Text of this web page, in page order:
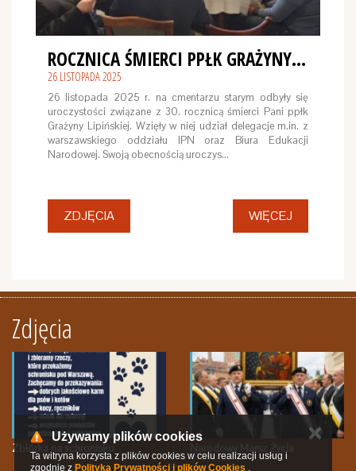
ROCZNICA ŚMIERCI PPŁK GRAŻYNY LIPIŃSKIEJ
26 LISTOPADA 2025
26 listopada 2025 r. na cmentarzu starym odbyły się
uroczystości związane z 30. rocznicą śmierci Pani ppłk
Grażyny Lipińskiej. Wzięły w niej udział delegacje m.in. z
warszawskiego oddziału IPN oraz Biura Edukacji
Narodowej. Swoją obecnością uroczys…
WIĘCEJ
ZDJĘCIA
Zdjęcia
Zbiórka na schronisko
Używamy plików cookies
Ta witryna korzysta z plików cookies w celu realizacji usług i
zgodnie z Polityką Prywatności i plików Cookies .
✕